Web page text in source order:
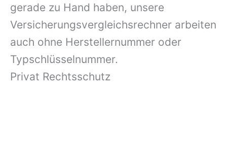
gerade zu Hand haben, unsere
Versicherungsvergleichsrechner arbeiten
auch ohne Herstellernummer oder
Typschlüsselnummer.
Privat Rechtsschutz